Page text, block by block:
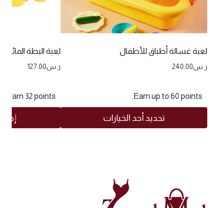
لعبة غسالة أطباق للأطفال
ر.س240.00
Earn up to 60 points.
تحديد أحد الخيارات
المختلفة
لعبة البطة المائية
ر.س127.00
earn 32 points!